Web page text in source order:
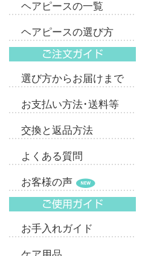
ヘアピースの一覧
ヘアピースの選び方
選び方からお届けまで
お支払い方法･送料等
交換と返品方法
よくある質問
お客様の声
お手入れガイド